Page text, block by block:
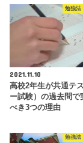
勉強法
2021.11.10
高校2年生が共通テ
ー試験）の過去問で
べき3つの理由
勉強法